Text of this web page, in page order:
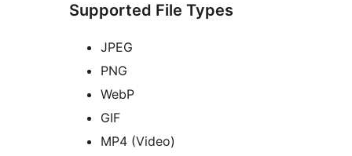
Supported File Types
JPEG
PNG
WebP
GIF
MP4 (Video)